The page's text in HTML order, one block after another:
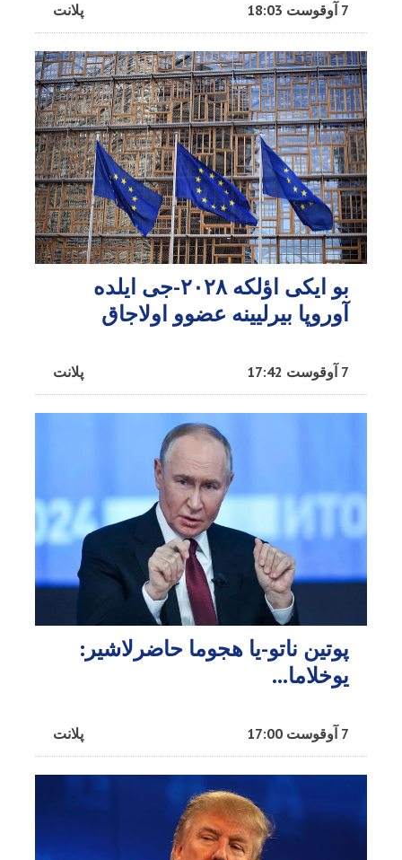
پلانت 7 آوقوست 18:03
بو ایکی اؤلکه ۲۰۲۸-جی ایلده
آوروپا بیرلیینه عضوو اولاجاق
پلانت 7 آوقوست 17:42
پوتین ناتو-یا هجوما حاضرلاشیر:
یوخلاما...
پلانت 7 آوقوست 17:00